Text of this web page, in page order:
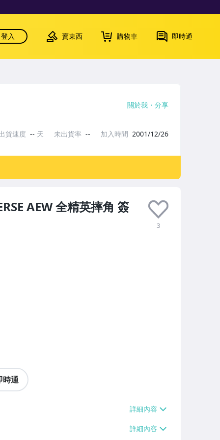
登入 賣東西 購物車 即時通
AEW 全精英摔角 簽
3
時通
關於我 分享
貨速度 -- 天 未出貨率 -- 加入時間 2001/12/26